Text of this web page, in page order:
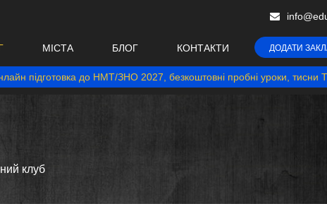
МІСТА БЛОГ КОНТАКТИ ДОДАТИ
підготовка до НМТ/ЗНО 2027, безкоштовні пробні уроки, тисни
клуб